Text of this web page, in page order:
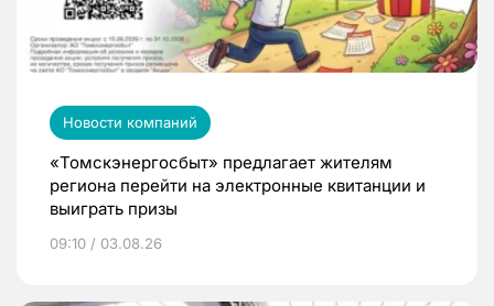
Новости компаний
«Томскэнергосбыт» предлагает жителям
региона перейти на электронные квитанции и
выиграть призы
09:10 / 03.08.26